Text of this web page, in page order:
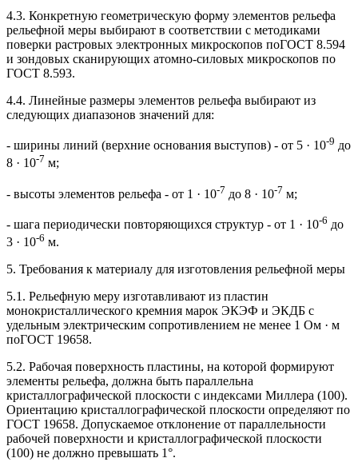
4.3. Конкретную геометрическую форму элементов рельефа
рельефной меры выбирают в соответствии с методиками
поверки растровых электронных микроскопов поГОСТ 8.594
и зондовых сканирующих атомно-силовых микроскопов по
ГОСТ 8.593.
4.4. Линейные размеры элементов рельефа выбирают из
следующих диапазонов значений для:
- ширины линий (верхние основания выступов) - от 5 · 10-9 до
8 · 10-7 м;
- высоты элементов рельефа - от 1 · 10-7 до 8 · 10-7 м;
- шага периодически повторяющихся структур - от 1 · 10-6 до
3 · 10-6 м.
5. Требования к материалу для изготовления рельефной меры
5.1. Рельефную меру изготавливают из пластин
монокристаллического кремния марок ЭКЭФ и ЭКДБ с
удельным электрическим сопротивлением не менее 1 Ом · м
поГОСТ 19658.
5.2. Рабочая поверхность пластины, на которой формируют
элементы рельефа, должна быть параллельна
кристаллографической плоскости с индексами Миллера (100).
Ориентацию кристаллографической плоскости определяют по
ГОСТ 19658. Допускаемое отклонение от параллельности
рабочей поверхности и кристаллографической плоскости
(100) не должно превышать 1°.